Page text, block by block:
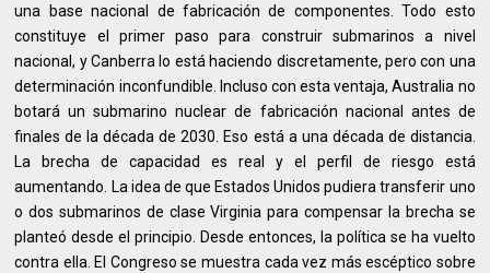
una base nacional de fabricación de componentes. Todo esto
constituye el primer paso para construir submarinos a nivel
nacional, y Canberra lo está haciendo discretamente, pero con una
determinación inconfundible. Incluso con esta ventaja, Australia no
botará un submarino nuclear de fabricación nacional antes de
finales de la década de 2030. Eso está a una década de distancia.
La brecha de capacidad es real y el perfil de riesgo está
aumentando. La idea de que Estados Unidos pudiera transferir uno
o dos submarinos de clase Virginia para compensar la brecha se
planteó desde el principio. Desde entonces, la política se ha vuelto
contra ella. El Congreso se muestra cada vez más escéptico sobre